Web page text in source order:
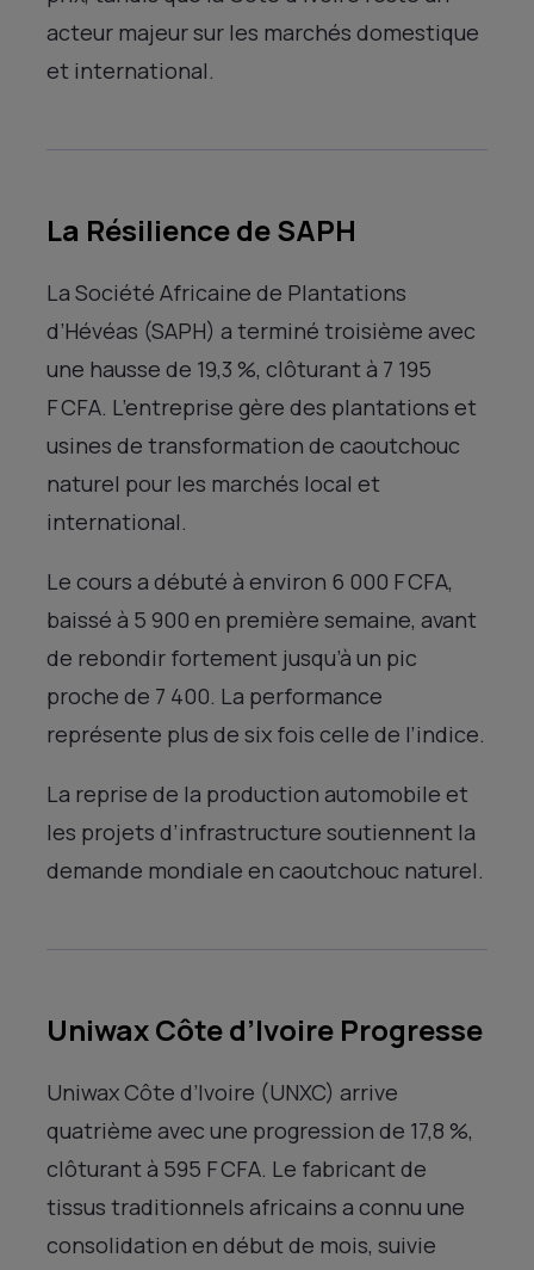
acteur majeur sur les marchés domestique
et international.
La Résilience de SAPH
La Société Africaine de Plantations
d’Hévéas (SAPH) a terminé troisième avec
une hausse de 19,3 %, clôturant à 7 195
F CFA. L’entreprise gère des plantations et
usines de transformation de caoutchouc
naturel pour les marchés local et
international.
Le cours a débuté à environ 6 000 F CFA,
baissé à 5 900 en première semaine, avant
de rebondir fortement jusqu’à un pic
proche de 7 400. La performance
représente plus de six fois celle de l’indice.
La reprise de la production automobile et
les projets d’infrastructure soutiennent la
demande mondiale en caoutchouc naturel.
Uniwax Côte d’Ivoire Progresse
Uniwax Côte d’Ivoire (UNXC) arrive
quatrième avec une progression de 17,8 %,
clôturant à 595 F CFA. Le fabricant de
tissus traditionnels africains a connu une
consolidation en début de mois, suivie